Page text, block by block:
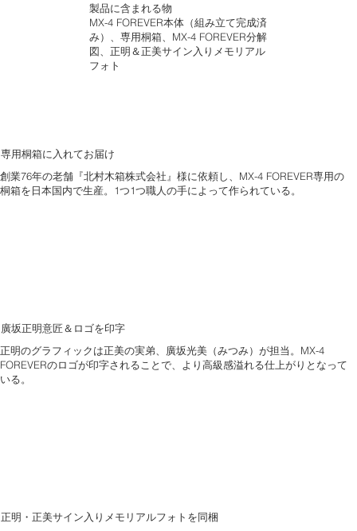
製品に含まれる物
MX-4 FOREVER本体（組み立て完成済
み）、専用桐箱、MX-4 FOREVER分解
図、正明＆正美サイン入りメモリアル
フォト
専用桐箱に入れてお届け
創業76年の老舗『北村木箱株式会社』様に依頼し、MX-4 FOREVER専用の
桐箱を日本国内で生産。1つ1つ職人の手によって作られている。
廣坂正明意匠＆ロゴを印字
正明のグラフィックは正美の実弟、廣坂光美（みつみ）が担当。MX-4
FOREVERのロゴが印字されることで、より高級感溢れる仕上がりとなって
いる。
正明・正美サイン入りメモリアルフォトを同梱